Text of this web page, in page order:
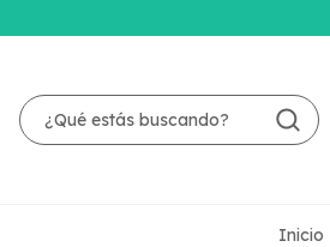
Inicio